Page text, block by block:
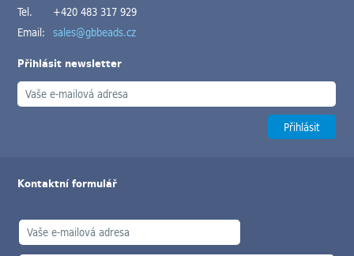
Tel.
+420 483 317 929
Email: sales@gbbeads.cz
Přihlásit newsletter
Kontaktní formulář